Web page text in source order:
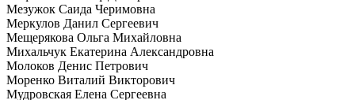
Мезужок Саида Черимовна
Меркулов Данил Сергеевич
Мещерякова Ольга Михайловна
Михальчук Екатерина Александровна
Молоков Денис Петрович
Моренко Виталий Викторович
Мудровская Елена Сергеевна